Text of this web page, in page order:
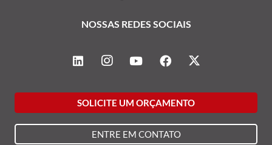
NOSSAS REDES SOCIAIS
SOLICITE UM ORÇAMENTO
ENTRE EM CONTATO